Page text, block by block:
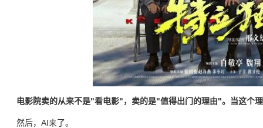
电影院卖的从来不是"看电影"，卖的是"值得出门的理由"。当这个
然后，AI来了。